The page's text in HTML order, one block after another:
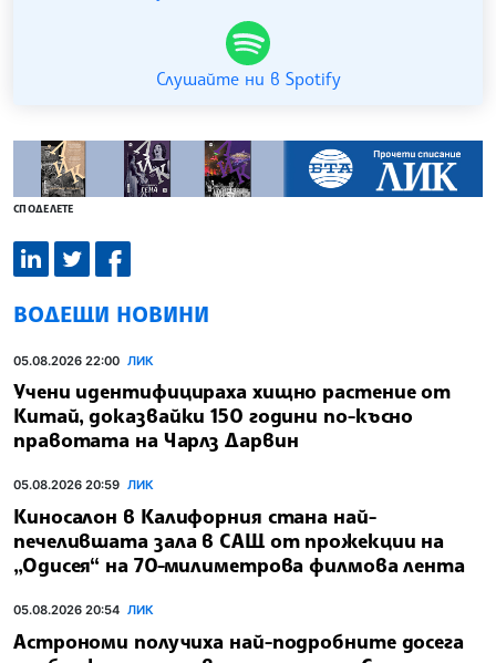
Слушайте ни в Spotify
СПОДЕЛЕТЕ
ВОДЕЩИ НОВИНИ
05.08.2026 22:00 ЛИК
Учени идентифицираха хищно растение от
Китай, доказвайки 150 години по-късно
правотата на Чарлз Дарвин
05.08.2026 20:59 ЛИК
Киносалон в Калифорния стана най-
печелившата зала в САЩ от прожекции на
„Одисея“ на 70-милиметрова филмова лента
05.08.2026 20:54 ЛИК
Астрономи получиха най-подробните досега